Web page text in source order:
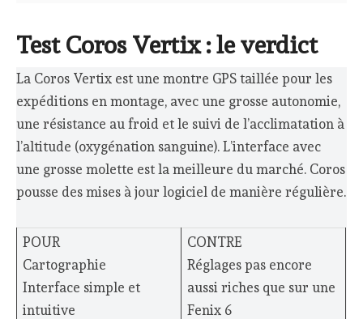
Test Coros Vertix : le verdict
La Coros Vertix est une montre GPS taillée pour les
expéditions en montage, avec une grosse autonomie,
une résistance au froid et le suivi de l’acclimatation à
l’altitude (oxygénation sanguine). L’interface avec
une grosse molette est la meilleure du marché. Coros
pousse des mises à jour logiciel de manière régulière.
POUR
Cartographie
Interface simple et
intuitive
CONTRE
Réglages pas encore
aussi riches que sur une
Fenix 6